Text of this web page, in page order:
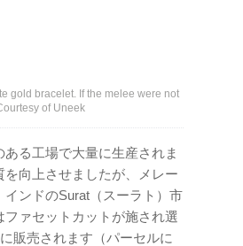
gold bracelet. If the melee were not
of Uneek
る工場で大量に生産されま
向上させましたが、メレー
ンドのSurat（スーラト）市
ァセットカットが施され選
販売されます（パーセルに